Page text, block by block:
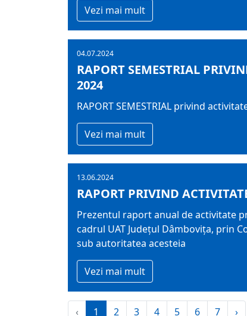
Vezi mai mult
04.07.2024
RAPORT SEMESTRIAL
2024
RAPORT SEMESTRIAL privind
Vezi mai mult
13.06.2024
RAPORT PRIVIND
Prezentul raport anual de activitate
cadrul UAT Judeţul Dâmboviţa, prin
sub autoritatea acesteia
Vezi mai mult
‹ 1 2 3 4 5 6 7 ›